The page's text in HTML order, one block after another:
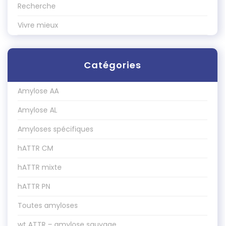
Recherche
Vivre mieux
Catégories
Amylose AA
Amylose AL
Amyloses spécifiques
hATTR CM
hATTR mixte
hATTR PN
Toutes amyloses